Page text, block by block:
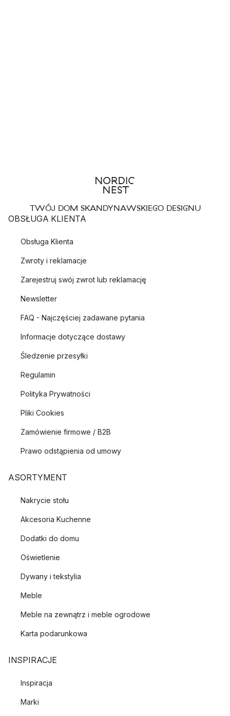
TWÓJ DOM SKANDYNAWSKIEGO DESIGNU
OBSŁUGA KLIENTA
Obsługa Klienta
Zwroty i reklamacje
Zarejestruj swój zwrot lub reklamację
Newsletter
FAQ - Najczęściej zadawane pytania
Informacje dotyczące dostawy
Śledzenie przesyłki
Regulamin
Polityka Prywatności
Pliki Cookies
Zamówienie firmowe / B2B
Prawo odstąpienia od umowy
ASORTYMENT
Nakrycie stołu
Akcesoria Kuchenne
Dodatki do domu
Oświetlenie
Dywany i tekstylia
Meble
Meble na zewnątrz i meble ogrodowe
Karta podarunkowa
INSPIRACJE
Inspiracja
Marki